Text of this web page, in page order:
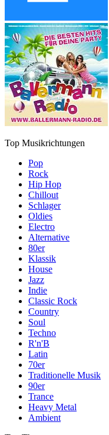
Top Musikrichtungen
Pop
Rock
Hip Hop
Chillout
Schlager
Oldies
Electro
Alternative
80er
Klassik
House
Jazz
Indie
Classic Rock
Country
Soul
Techno
R'n'B
Latin
70er
Traditionelle Musik
90er
Trance
Heavy Metal
Ambient